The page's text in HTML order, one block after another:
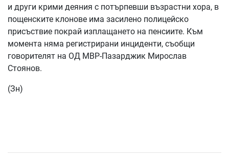
и други крими деяния с потърпевши възрастни хора, в
пощенските клонове има засилено полицейско
присъствие покрай изплащането на пенсиите. Към
момента няма регистрирани инциденти, съобщи
говорителят на ОД МВР-Пазарджик Мирослав
Стоянов.
(Зн)